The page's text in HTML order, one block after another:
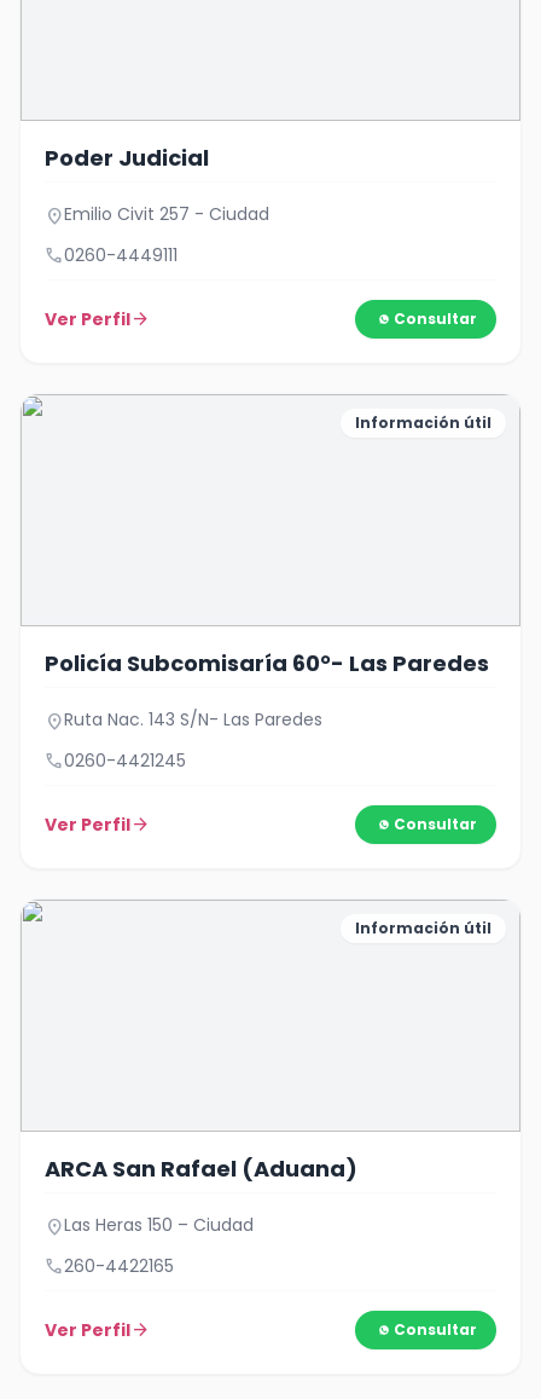
Poder Judicial
location_onEmilio Civit 257 - Ciudad
call0260-4449111
Ver Perfilarrow_forward Consultar
Información útil
Policía Subcomisaría 60°- Las Paredes
location_onRuta Nac. 143 S/N- Las Paredes
call0260-4421245
Ver Perfilarrow_forward Consultar
Información útil
ARCA San Rafael (Aduana)
location_onLas Heras 150 – Ciudad
call260-4422165
Ver Perfilarrow_forward Consultar